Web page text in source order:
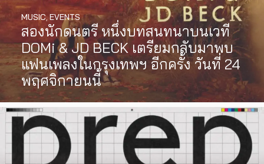
สองนักดนตรี หนึ่งบทสนทนาบนเวที
DOMi & JD BECK เตรียมกลับมาพบ
แฟนเพลงในกรุงเทพฯ อีกครั้ง วันที่ 24
พฤศจิกายนนี้
MUSIC,EVENTS